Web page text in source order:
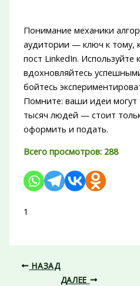
Понимание механики
аудитории — ключ к тому,
пост LinkedIn. Используйте
вдохновляйтесь
бойтесь
Помните: ваши идеи
тысяч людей — стоит
оформить и подать.
Всего просмотров: 288
1
НАЗАД
ДАЛЕЕ